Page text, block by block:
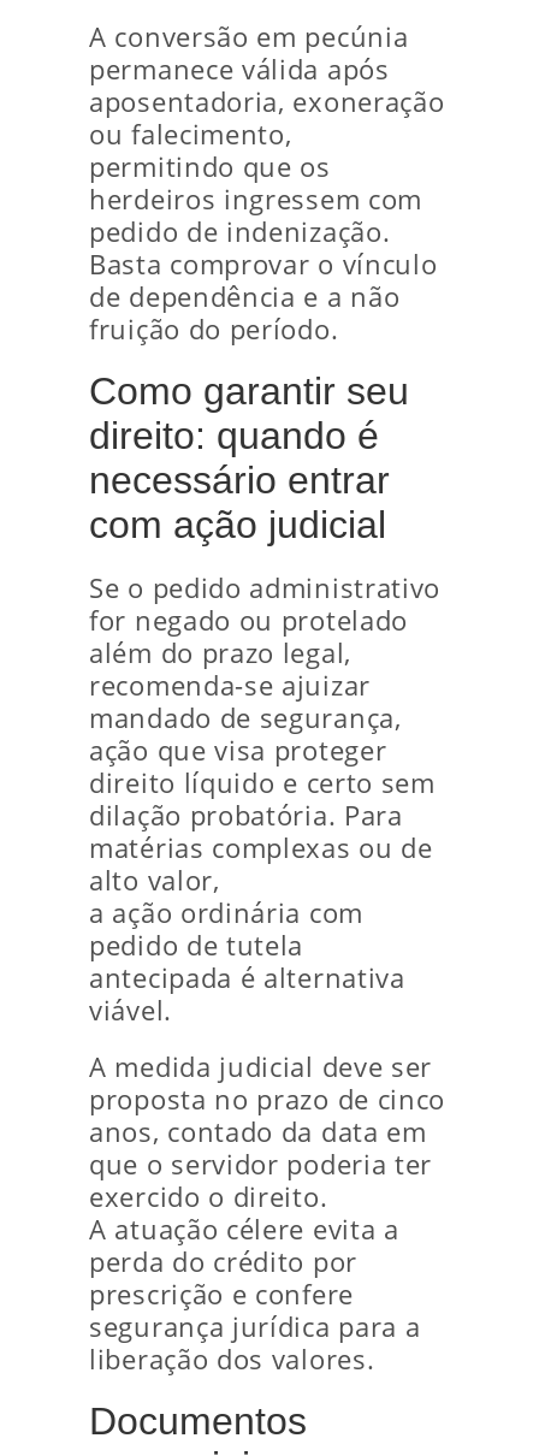
A conversão em pecúnia
permanece válida após
aposentadoria, exoneração
ou falecimento,
permitindo que os
herdeiros ingressem com
pedido de indenização.
Basta comprovar o vínculo
de dependência e a não
fruição do período.
Como garantir seu
direito: quando é
necessário entrar
com ação judicial
Se o pedido administrativo
for negado ou protelado
além do prazo legal,
recomenda-se ajuizar
mandado de segurança,
ação que visa proteger
direito líquido e certo sem
dilação probatória. Para
matérias complexas ou de
alto valor,
a ação ordinária com
pedido de tutela
antecipada é alternativa
viável.
A medida judicial deve ser
proposta no prazo de cinco
anos, contado da data em
que o servidor poderia ter
exercido o direito.
A atuação célere evita a
perda do crédito por
prescrição e confere
segurança jurídica para a
liberação dos valores.
Documentos